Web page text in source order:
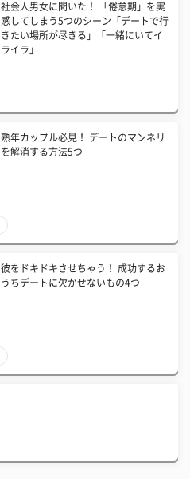
社会人男女に聞いた！ 「倦怠期」を実
感してしまう5つのシーン「デートで行
きたい場所が尽きる」「一緒にいてイ
ライラ」
熟年カップル必見！ デートのマンネリ
を解消する方法5つ
彼をドキドキさせちゃう！ 成功するお
うちデートに欠かせないもの4つ